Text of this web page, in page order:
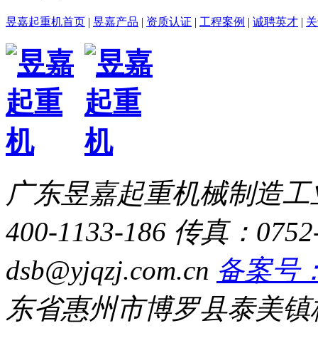
昱嘉起重机首页 | 昱嘉产品 | 资质认证 | 工程案例 | 诚聘英才 |
广东昱嘉起重机械制造
400-1133-186 传真：
dsb@yjqzj.com.cn 备案号
东省惠州市博罗县泰美